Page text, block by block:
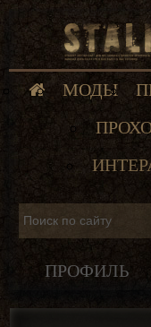
МОДЫ
ПРОФИЛЬ